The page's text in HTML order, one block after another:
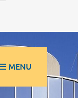
MENU